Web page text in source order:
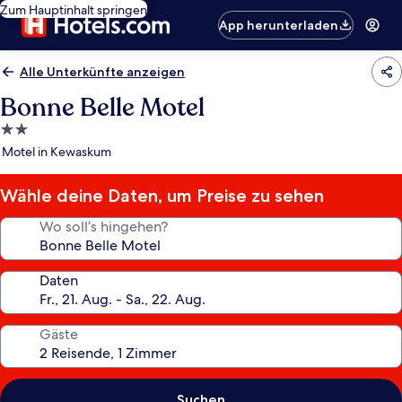
Zum Hauptinhalt springen
App herunterladen
Alle Unterkünfte anzeigen
Bonne Belle Motel
2.0-
Sterne-
Motel in Kewaskum
Wähle deine Daten, um Preise zu sehen
Wo soll’s hingehen?
Daten
Gäste